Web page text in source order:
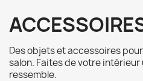
Des objets et accessoires
salon. Faites de votre
ressemble.